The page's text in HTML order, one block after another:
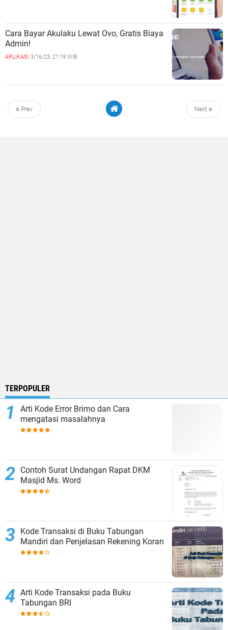
Cara Bayar Akulaku Lewat Ovo, Gratis Biaya
Admin!
APLIKASI 3/16/23, 21:19 WIB
Prev Next
TERPOPULER
Arti Kode Error Brimo dan Cara
mengatasi masalahnya
Contoh Surat Undangan Rapat DKM
Masjid Ms. Word
Kode Transaksi di Buku Tabungan
Mandiri dan Penjelasan Rekening Koran
Arti Kode Transaksi pada Buku
Tabungan BRI